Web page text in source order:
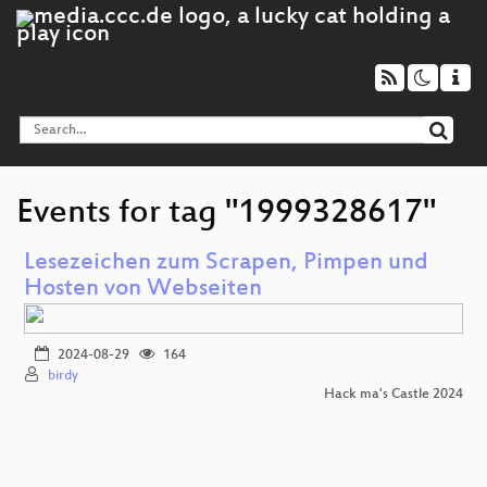
Events for tag "1999328617"
Lesezeichen zum Scrapen, Pimpen und
Hosten von Webseiten
2024-08-29
164
birdy
Hack ma's Castle 2024